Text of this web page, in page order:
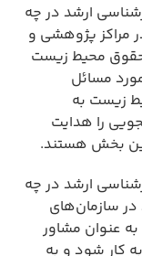
ارشد در چه
مراکز پژوهشی و
محیط زیست
مسائل
زیست به
را هدایت
این بخش هستند.
ارشد در چه
سازمان‌های
عنوان مشاور
کار شود و به